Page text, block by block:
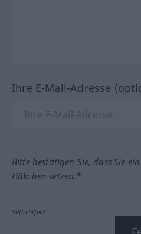
Ihre E-Mail-Adresse
Bitte bestätigen Sie, dass Sie
Häkchen setzen.*
*Pflichtfeld